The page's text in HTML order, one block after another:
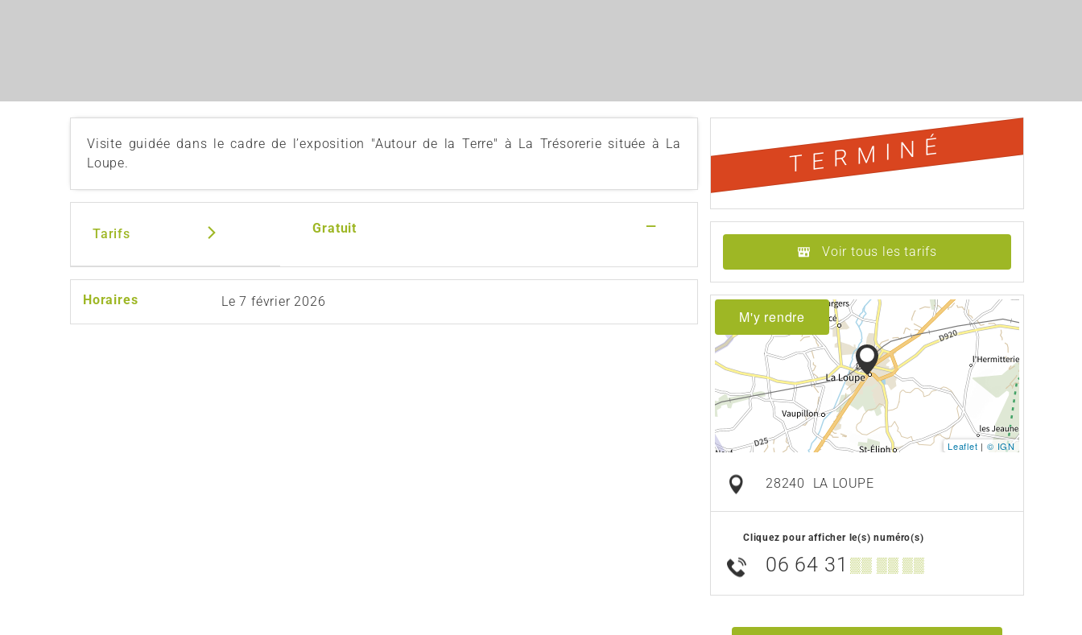
Visite guidée dans le cadre de l’exposition "Autour de la Terre" à La Trésorerie située à La
Loupe.
Tarifs Gratuit —
Horaires Le 7 février 2026
TERMINÉ
Voir tous les tarifs
M'y rendre
Leaflet | © IGN
28240 LA LOUPE
Cliquez pour afficher le(s) numéro(s)
06 64 31 ▒▒ ▒▒ ▒▒